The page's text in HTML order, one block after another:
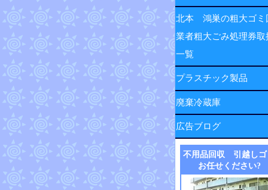
北本 鴻巣の粗大ゴミ
業者粗大ごみ処理券取
一覧
プラスチック製品
廃棄冷蔵庫
広告ブログ
不用品回収 引越しゴ
お任せください?